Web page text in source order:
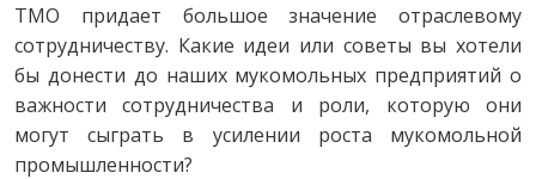
TMO придает большое значение отраслевому
сотрудничеству. Какие идеи или советы вы хотели
бы донести до наших мукомольных предприятий о
важности сотрудничества и роли, которую они
могут сыграть в усилении роста мукомольной
промышленности?